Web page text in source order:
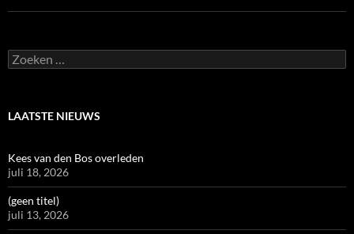
Zoeken
naar:
LAATSTE NIEUWS
Kees van den Bos overleden
juli 18, 2026
(geen titel)
juli 13, 2026